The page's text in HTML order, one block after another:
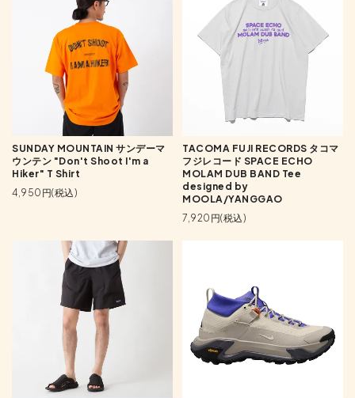
SUNDAY MOUNTAIN サンデーマ
ウンテン "Don't Shoot I'm a
Hiker" T Shirt
4,950円(税込)
TACOMA FUJI RECORDS タコマ
フジレコード SPACE ECHO
MOLAM DUB BAND Tee
designed by
MOOLA/YANGGAO
7,920円(税込)